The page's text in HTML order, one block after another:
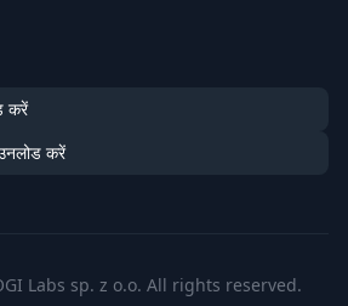
करें
करें
Labs sp. z o.o. All rights reserved.